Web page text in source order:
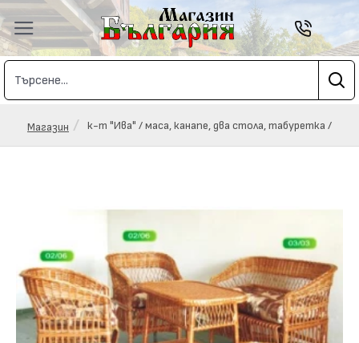
Магазин к-т "Ива" / маса, канапе, два стола, табуретка /